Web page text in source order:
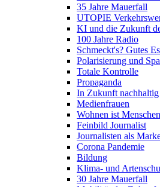
35 Jahre Mauerfall
UTOPIE
KI und die Zukunft
100 Jahre Radio
Schmeckt's? Gutes
Polarisierung und
Totale Kontrolle
Propaganda
In Zukunft nachhaltig
Medienfrauen
Wohnen ist
Feinbild Journalist
Journalisten als
Corona Pandemie
Bildung
Klima- und
30 Jahre Mauerfall